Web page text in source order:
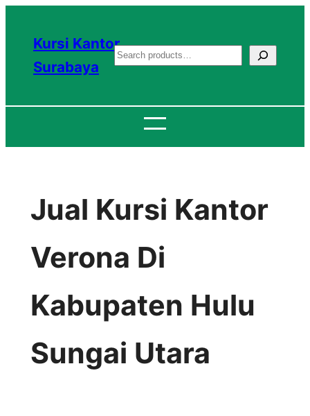
konten
Kursi Kantor
Surabaya
S
a
c
Jual Kursi Kantor
Verona Di
Kabupaten Hulu
Sungai Utara